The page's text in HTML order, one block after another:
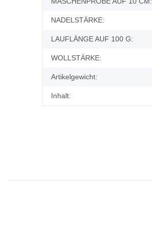
NADELSTÄRKE:
LAUFLÄNGE AUF 100 G:
WOLLSTÄRKE:
Artikelgewicht:
Inhalt: